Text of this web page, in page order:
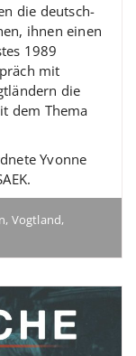
die deutsch-
ihnen einen
1989
mit
die
dem Thema
Yvonne
, Vogtland,